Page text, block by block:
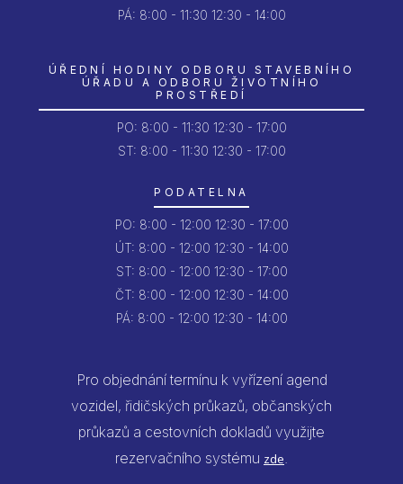
PÁ: 8:00 - 11:30 12:30 - 14:00
ÚŘEDNÍ HODINY ODBORU STAVEBNÍHO
ÚŘADU A ODBORU ŽIVOTNÍHO
PROSTŘEDÍ
PO: 8:00 - 11:30 12:30 - 17:00
ST: 8:00 - 11:30 12:30 - 17:00
PODATELNA
PO: 8:00 - 12:00 12:30 - 17:00
ÚT: 8:00 - 12:00 12:30 - 14:00
ST: 8:00 - 12:00 12:30 - 17:00
ČT: 8:00 - 12:00 12:30 - 14:00
PÁ: 8:00 - 12:00 12:30 - 14:00
Pro objednání termínu k vyřízení agend
vozidel, řidičských průkazů, občanských
průkazů a cestovních dokladů využijte
rezervačního systému zde.